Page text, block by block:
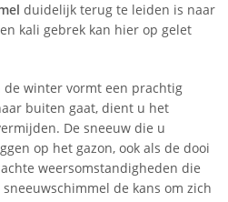
duidelijk terug te leiden is naar
kali gebrek kan hier op gelet
de winter vormt een prachtig
buiten gaat, dient u het
De sneeuw die u
op het gazon, ook als de dooi
weersomstandigheden die
de kans om zich